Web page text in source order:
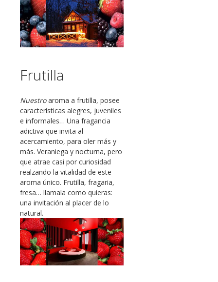
Frutilla
Nuestroaroma a frutilla, posee
características alegres, juveniles
e informales… Una fragancia
adictiva que invita al
acercamiento, para oler más y
más. Veraniega y nocturna, pero
que atrae casi por curiosidad
realzando la vitalidad de este
aroma único. Frutilla, fragaria,
fresa… llamala como quieras:
una invitación al placer de lo
natural.